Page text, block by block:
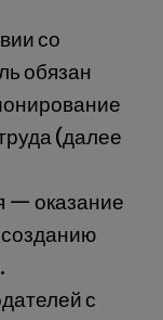
со
обязан
(далее
— оказание
с